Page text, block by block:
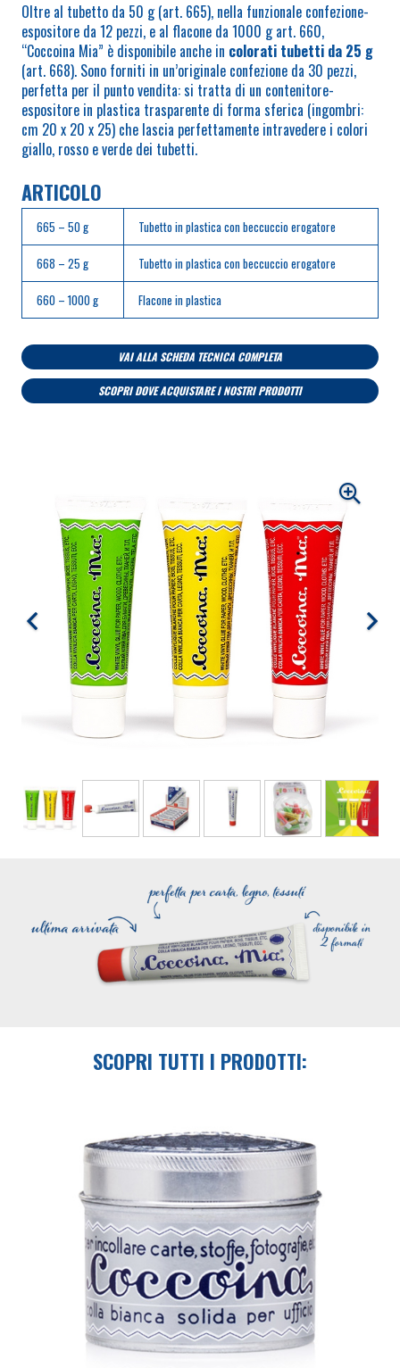
Oltre al tubetto da 50 g (art. 665), nella funzionale confezione-
espositore da 12 pezzi, e al flacone da 1000 g art. 660,
“Coccoina Mia” è disponibile anche in colorati tubetti da 25 g
(art. 668). Sono forniti in un’originale confezione da 30 pezzi,
perfetta per il punto vendita: si tratta di un contenitore-
espositore in plastica trasparente di forma sferica (ingombri:
cm 20 x 20 x 25) che lascia perfettamente intravedere i colori
giallo, rosso e verde dei tubetti.
ARTICOLO
665 – 50 g Tubetto in plastica con beccuccio erogatore
668 – 25 g Tubetto in plastica con beccuccio erogatore
660 – 1000 g Flacone in plastica
VAI ALLA SCHEDA TECNICA COMPLETA
SCOPRI DOVE ACQUISTARE I NOSTRI PRODOTTI
SCOPRI TUTTI I PRODOTTI: